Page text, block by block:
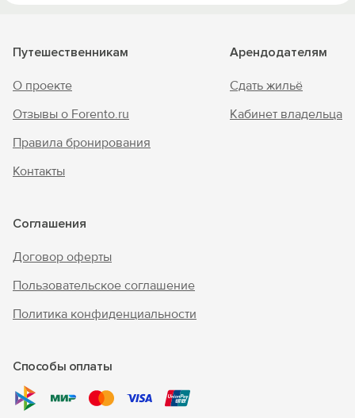
Путешественникам
О проекте
Отзывы о Forento.ru
Правила бронирования
Контакты
Арендодателям
Сдать жильё
Кабинет владельца
Соглашения
Договор оферты
Пользовательское соглашение
Политика конфиденциальности
Способы оплаты